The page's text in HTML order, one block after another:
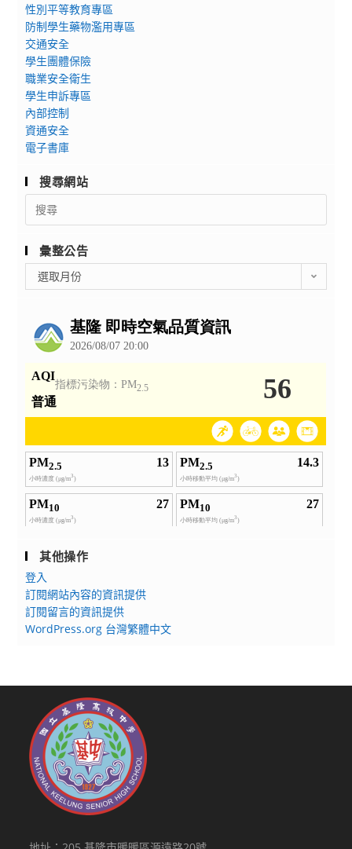
性別平等教育專區
防制學生藥物濫用專區
交通安全
學生團體保險
職業安全衛生
學生申訴專區
內部控制
資通安全
電子書庫
搜尋網站
Search
for:
彙整公告
整
選取月份
其他操作
登入
訂閱網站內容的資訊提供
訂閱留言的資訊提供
WordPress.org 台灣繁體中文